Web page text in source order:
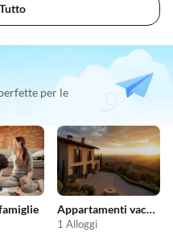
per le
Appartamenti vacanze economici
1 Alloggi